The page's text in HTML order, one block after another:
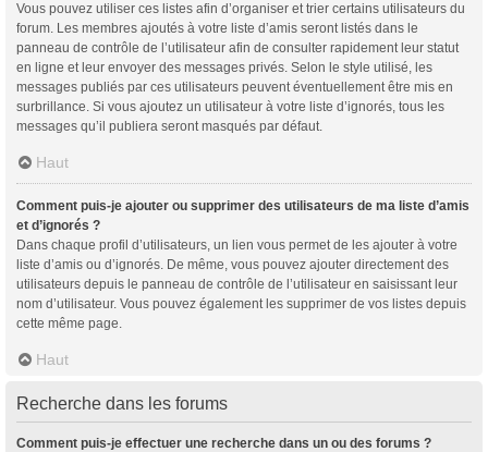
Vous pouvez utiliser ces listes afin d’organiser et trier certains utilisateurs du
forum. Les membres ajoutés à votre liste d’amis seront listés dans le
panneau de contrôle de l’utilisateur afin de consulter rapidement leur statut
en ligne et leur envoyer des messages privés. Selon le style utilisé, les
messages publiés par ces utilisateurs peuvent éventuellement être mis en
surbrillance. Si vous ajoutez un utilisateur à votre liste d’ignorés, tous les
messages qu’il publiera seront masqués par défaut.
Haut
Comment puis-je ajouter ou supprimer des utilisateurs de ma liste d’amis
et d’ignorés ?
Dans chaque profil d’utilisateurs, un lien vous permet de les ajouter à votre
liste d’amis ou d’ignorés. De même, vous pouvez ajouter directement des
utilisateurs depuis le panneau de contrôle de l’utilisateur en saisissant leur
nom d’utilisateur. Vous pouvez également les supprimer de vos listes depuis
cette même page.
Haut
Recherche dans les forums
Comment puis-je effectuer une recherche dans un ou des forums ?